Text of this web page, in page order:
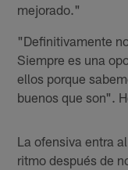
mejorado."
"Definitivamente
Siempre es una
ellos porque
buenos que son".
La ofensiva entra
ritmo después de